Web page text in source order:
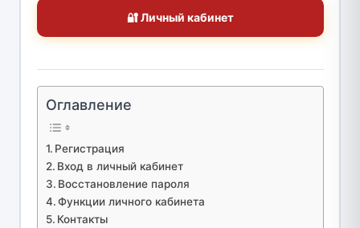
🔐 Личный кабинет
Оглавление
Регистрация
Вход в личный кабинет
Восстановление пароля
Функции личного кабинета
Контакты